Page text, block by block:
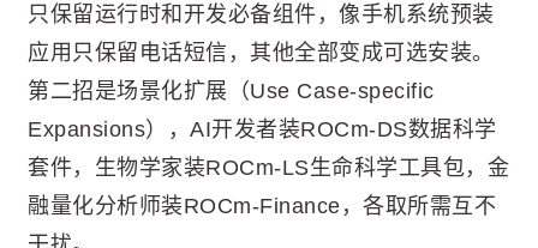
只保留运行时和开发必备组件，像手机系统预装
应用只保留电话短信，其他全部变成可选安装。
第二招是场景化扩展（Use Case-specific
Expansions），AI开发者装ROCm-DS数据科学
套件，生物学家装ROCm-LS生命科学工具包，金
融量化分析师装ROCm-Finance，各取所需互不